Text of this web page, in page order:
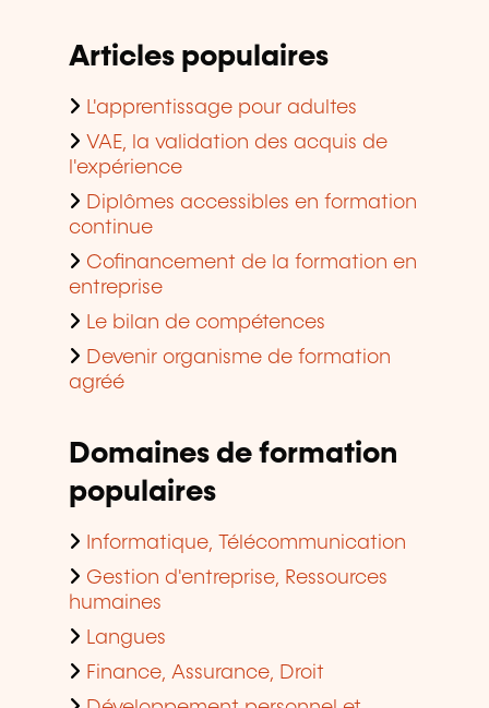
Articles populaires
L'apprentissage pour adultes
VAE, la validation des acquis de
l'expérience
Diplômes accessibles en formation
continue
Cofinancement de la formation en
entreprise
Le bilan de compétences
Devenir organisme de formation
agréé
Domaines de formation
populaires
Informatique, Télécommunication
Gestion d'entreprise, Ressources
humaines
Langues
Finance, Assurance, Droit